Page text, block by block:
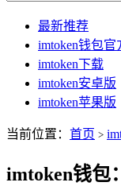
最新推荐
imtoken钱包官
imtoken下载
imtoken安卓版
imtoken苹果版
当前位置： 首页 >
imtoken钱包